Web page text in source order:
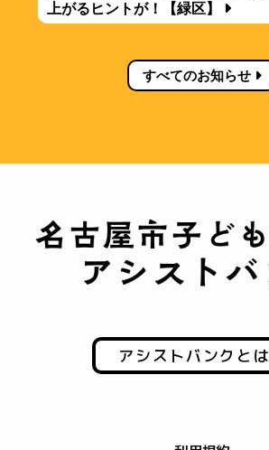
上がるヒントが！【緑区】
すべてのお知らせ
アシストバンクとは